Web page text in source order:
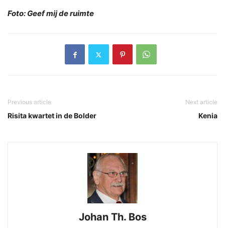
Foto: Geef mij de ruimte
Previous article
Risita kwartet in de Bolder
Next article
Kenia
Johan Th. Bos